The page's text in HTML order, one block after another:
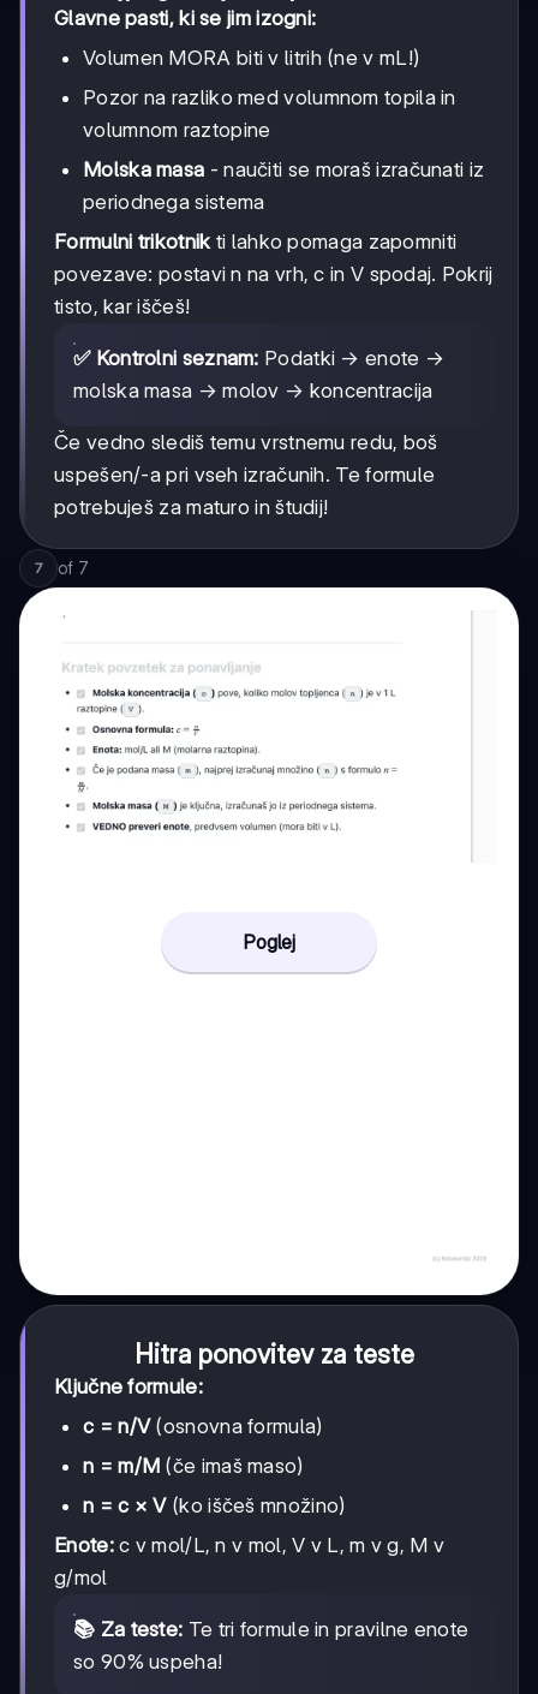
Glavne pasti, ki se jim izogni:
Volumen MORA biti v litrih (ne v mL!)
Pozor na razliko med volumnom topila in
volumnom raztopine
Molska masa - naučiti se moraš izračunati iz
periodnega sistema
Formulni trikotnikti lahko pomaga zapomniti
povezave: postavi n na vrh, c in V spodaj. Pokrij
tisto, kar iščeš!
✅ Kontrolni seznam: Podatki → enote →
molska masa → molov → koncentracija
Če vedno slediš temu vrstnemu redu, boš
uspešen/-a pri vseh izračunih. Te formule
potrebuješ za maturo in študij!
7 of 7
Poglej
Hitra ponovitev za teste
Ključne formule:
c = n/V(osnovna formula)
n = m/M (če imaš maso)
n = c × V(ko iščeš množino)
Enote:c v mol/L, n v mol, V v L, m v g, M v
g/mol
📚 Za teste: Te tri formule in pravilne enote
so 90% uspeha!